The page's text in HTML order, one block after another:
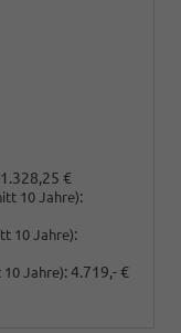
1.328,25 €
10 Jahre):
10 Jahre):
Jahre):4.719,- €